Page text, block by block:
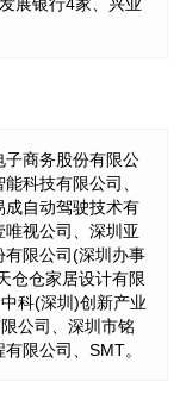
子商务股份有限公
科技有限公司、
成自动驾驶技术有
视公司、深圳亚
有限公司(深圳办事
仓仓家居设计有限
科(深圳)创新产业
公司、深圳市铭
限公司、SMT。